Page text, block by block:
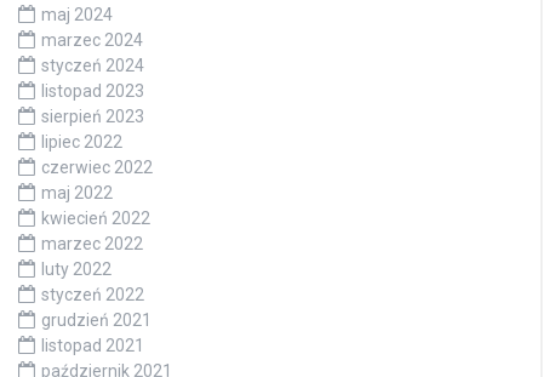
maj 2024
marzec 2024
styczeń 2024
listopad 2023
sierpień 2023
lipiec 2022
czerwiec 2022
maj 2022
kwiecień 2022
marzec 2022
luty 2022
styczeń 2022
grudzień 2021
listopad 2021
październik 2021